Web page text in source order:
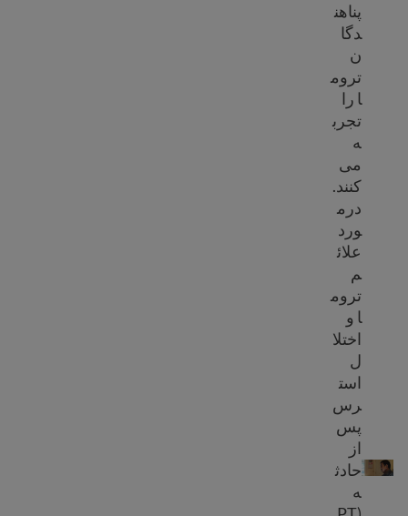
ترومای مهاجر و پناهنده
پناهن
دگا
ن
تروم
ا را
تجرب
ه
می
کنند.
درم
ورد
علائ
م
تروم
ا و
اختلا
ل
است
رس
پس
از
حادث
ه